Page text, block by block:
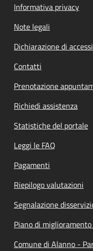
Informativa privacy
Note legali
Dichiarazione di
Contatti
Prenotazione
Richiedi assistenza
Statistiche del portale
Leggi le FAQ
Pagamenti
Riepilogo valutazioni
Segnalazione
Piano di
Comune di Alanno -